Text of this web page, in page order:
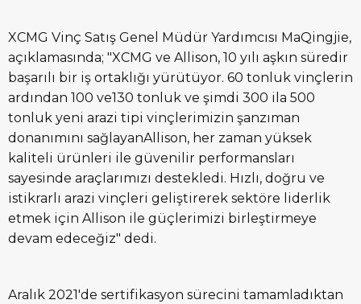
XCMG Vinç Satış Genel Müdür Yardımcısı MaQingjie,
açıklamasında; "XCMG ve Allison, 10 yılı aşkın süredir
başarılı bir iş ortaklığı yürütüyor. 60 tonluk vinçlerin
ardından 100 ve130 tonluk ve şimdi 300 ila 500
tonluk yeni arazi tipi vinçlerimizin şanzıman
donanımını sağlayanAllison, her zaman yüksek
kaliteli ürünleri ile güvenilir performansları
sayesinde araçlarımızı destekledi. Hızlı, doğru ve
istikrarlı arazi vinçleri geliştirerek sektöre liderlik
etmek için Allison ile güçlerimizi birleştirmeye
devam edeceğiz" dedi.
Aralık 2021'de sertifikasyon sürecini tamamladıktan